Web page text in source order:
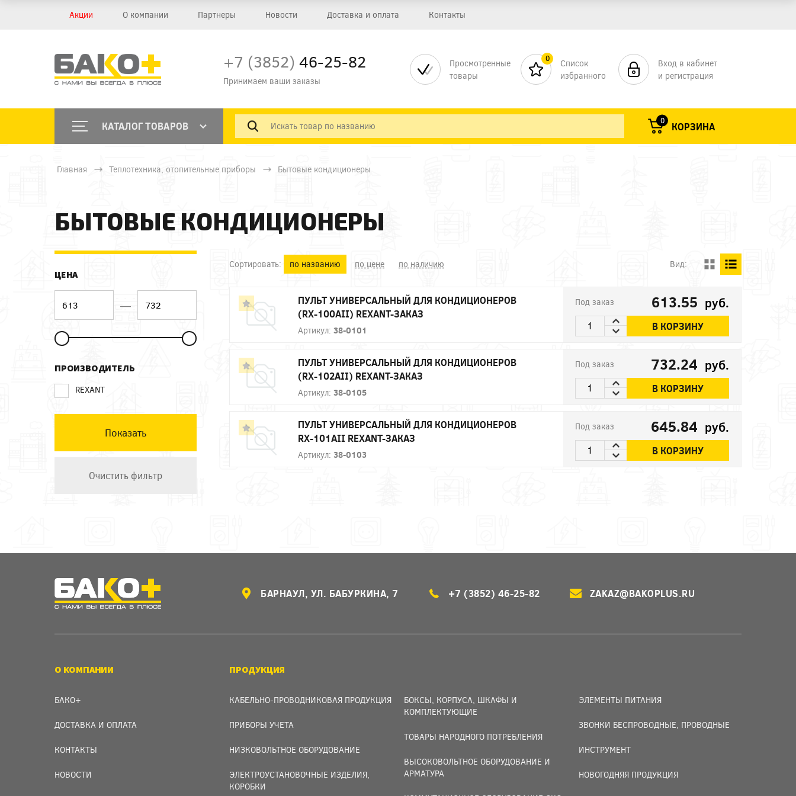
Акции О компании Партнеры Новости Доставка и оплата Контакты
+7 (3852) 46-25-82
Принимаем ваши заказы
Просмотренные
товары
0
Список
избранного
Вход в кабинет
и регистрация
КАТАЛОГ ТОВАРОВ 0 КОРЗИНА
Главная Теплотехника, отопительные приборы Бытовые кондиционеры
БЫТОВЫЕ КОНДИЦИОНЕРЫ
ЦЕНА
—
ПРОИЗВОДИТЕЛЬ
REXANT
Сортировать: по названию по цене по наличию Вид:
ПУЛЬТ УНИВЕРСАЛЬНЫЙ ДЛЯ КОНДИЦИОНЕРОВ
(RX-100AII) REXANT-ЗАКАЗ
Артикул: 38-0101
Под заказ 613.55 руб.
В КОРЗИНУ
ПУЛЬТ УНИВЕРСАЛЬНЫЙ ДЛЯ КОНДИЦИОНЕРОВ
(RX-102AII) REXANT-ЗАКАЗ
Артикул: 38-0105
Под заказ 732.24 руб.
В КОРЗИНУ
ПУЛЬТ УНИВЕРСАЛЬНЫЙ ДЛЯ КОНДИЦИОНЕРОВ
RX-101AII REXANT-ЗАКАЗ
Артикул: 38-0103
Под заказ 645.84 руб.
В КОРЗИНУ
БАРНАУЛ, УЛ. БАБУРКИНА, 7 +7 (3852) 46-25-82 ZAKAZ@BAKOPLUS.RU
О КОМПАНИИ
БАКО+
ДОСТАВКА И ОПЛАТА
КОНТАКТЫ
НОВОСТИ
ПРОДУКЦИЯ
КАБЕЛЬНО-ПРОВОДНИКОВАЯ ПРОДУКЦИЯ
ПРИБОРЫ УЧЕТА
НИЗКОВОЛЬТНОЕ ОБОРУДОВАНИЕ
ЭЛЕКТРОУСТАНОВОЧНЫЕ ИЗДЕЛИЯ,
КОРОБКИ
БОКСЫ, КОРПУСА, ШКАФЫ И
КОМПЛЕКТУЮЩИЕ
ТОВАРЫ НАРОДНОГО ПОТРЕБЛЕНИЯ
ВЫСОКОВОЛЬТНОЕ ОБОРУДОВАНИЕ И
АРМАТУРА
ЭЛЕМЕНТЫ ПИТАНИЯ
ЗВОНКИ БЕСПРОВОДНЫЕ, ПРОВОДНЫЕ
ИНСТРУМЕНТ
НОВОГОДНЯЯ ПРОДУКЦИЯ